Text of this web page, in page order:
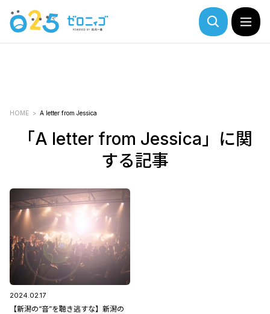
HOME A letter from Jessica
「A letter from Jessica」に関
する記事
2024.02.17
【新潟の“音”を聴き逃すな】新潟の